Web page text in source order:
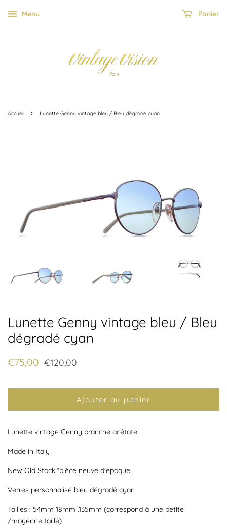
Menu Panier
Accueil › Lunette Genny vintage bleu / Bleu dégradé cyan
Lunette Genny vintage bleu / Bleu
dégradé cyan
Prix
€75,00
Prix
€120,00
Ajouter au panier
Lunette vintage Genny branche acétate
Made in Italy
New Old Stock *pièce neuve d'époque.
Verres personnalisé bleu dégradé cyan
Tailles : 54mm 18mm .135mm (correspond à une petite
/moyenne taille)